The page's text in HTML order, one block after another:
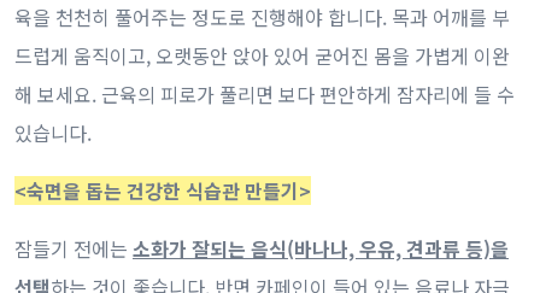
육을 천천히 풀어주는 정도로 진행해야 합니다. 목과 어깨를 부
드럽게 움직이고, 오랫동안 앉아 있어 굳어진 몸을 가볍게 이완
해 보세요. 근육의 피로가 풀리면 보다 편안하게 잠자리에 들 수
있습니다.
<숙면을 돕는 건강한 식습관 만들기>
잠들기 전에는 소화가 잘되는 음식(바나나, 우유, 견과류 등)을
선택하는 것이 좋습니다. 반면 카페인이 들어 있는 음료나 자극